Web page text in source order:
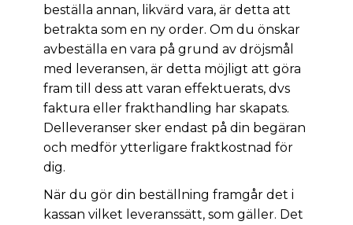
beställa annan, likvärd vara, är detta att
betrakta som en ny order. Om du önskar
avbeställa en vara på grund av dröjsmål
med leveransen, är detta möjligt att göra
fram till dess att varan effektuerats, dvs
faktura eller frakthandling har skapats.
Delleveranser sker endast på din begäran
och medför ytterligare fraktkostnad för
dig.
När du gör din beställning framgår det i
kassan vilket leveranssätt, som gäller. Det